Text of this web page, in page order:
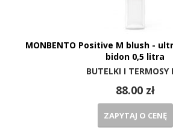
MONBENTO Positive M blush -
bidon 0,5 litra
BUTELKI I TERMOSY
88.00 zł
ZAPYTAJ O CENĘ